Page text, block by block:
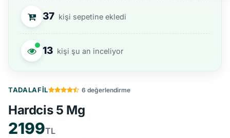
37 kişi sepetine ekledi
13 kişi şu an inceliyor
TADALAFIL 6 değerlendirme
Hardcis 5 Mg
2199TL